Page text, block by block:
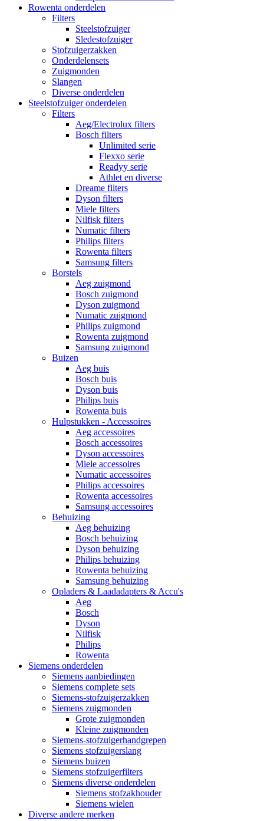
Rowenta onderdelen
Filters
Steelstofzuiger
Sledestofzuiger
Stofzuigerzakken
Onderdelensets
Zuigmonden
Slangen
Diverse onderdelen
Steelstofzuiger onderdelen
Filters
Aeg/Electrolux filters
Bosch filters
Unlimited serie
Flexxo serie
Readyy serie
Athlet en diverse
Dreame filters
Dyson filters
Miele filters
Nilfisk filters
Numatic filters
Philips filters
Rowenta filters
Samsung filters
Borstels
Aeg zuigmond
Bosch zuigmond
Dyson zuigmond
Numatic zuigmond
Philips zuigmond
Rowenta zuigmond
Samsung zuigmond
Buizen
Aeg buis
Bosch buis
Dyson buis
Philips buis
Rowenta buis
Hulpstukken - Accessoires
Aeg accessoires
Bosch accessoires
Dyson accessoires
Miele accessoires
Numatic accessoires
Philips accessoires
Rowenta accessoires
Samsung accessoires
Behuizing
Aeg behuizing
Bosch behuizing
Dyson behuizing
Philips behuizing
Rowenta behuizing
Samsung behuizing
Opladers & Laadadapters & Accu's
Aeg
Bosch
Dyson
Nilfisk
Philips
Rowenta
Siemens onderdelen
Siemens aanbiedingen
Siemens complete sets
Siemens-stofzuigerzakken
Siemens zuigmonden
Grote zuigmonden
Kleine zuigmonden
Siemens-stofzuigerhandgrepen
Siemens stofzuigerslang
Siemens buizen
Siemens stofzuigerfilters
Siemens diverse onderdelen
Siemens stofzakhouder
Siemens wielen
Diverse andere merken